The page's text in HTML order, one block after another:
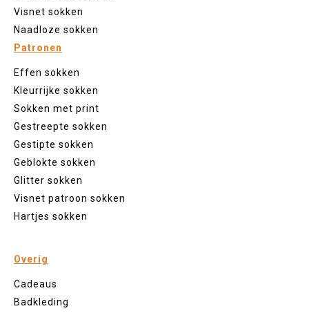
Visnet sokken
Naadloze sokken
Patronen
Effen sokken
Kleurrijke sokken
Sokken met print
Gestreepte sokken
Gestipte sokken
Geblokte sokken
Glitter sokken
Visnet patroon sokken
Hartjes sokken
Overig
Cadeaus
Badkleding